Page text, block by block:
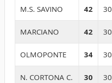
M.S. SAVINO 42 30
MARCIANO 42 30
OLMOPONTE 34 30
N. CORTONA C. 30 30